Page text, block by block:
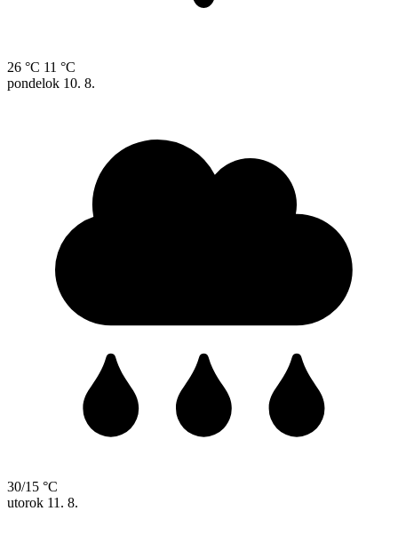
26 °C 11 °C
pondelok 10. 8.
30/15 °C
utorok 11. 8.